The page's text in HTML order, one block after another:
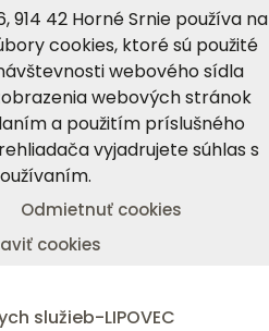
914 42 Horné Srnie používa na
cookies, ktoré sú použité
webového sídla
webových stránok
a použitím príslušného
vyjadrujete súhlas s
Odmietnuť cookies
cookies
služieb-LIPOVEC